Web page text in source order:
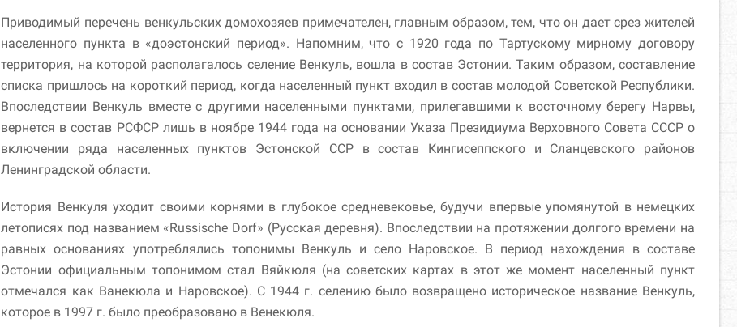
Приводимый перечень венкульских домохозяев примечателен, главным образом, тем, что он дает срез жителей
населенного пункта в «доэстонский период». Напомним, что с 1920 года по Тартускому мирному договору
территория, на которой располагалось селение Венкуль, вошла в состав Эстонии. Таким образом, составление
списка пришлось на короткий период, когда населенный пункт входил в состав молодой Советской Республики.
Впоследствии Венкуль вместе с другими населенными пунктами, прилегавшими к восточному берегу Нарвы,
вернется в состав РСФСР лишь в ноябре 1944 года на основании Указа Президиума Верховного Совета СССР о
включении ряда населенных пунктов Эстонской ССР в состав Кингисеппского и Сланцевского районов
Ленинградской области.
История Венкуля уходит своими корнями в глубокое средневековье, будучи впервые упомянутой в немецких
летописях под названием «Russische Dorf» (Русская деревня). Впоследствии на протяжении долгого времени на
равных основаниях употреблялись топонимы Венкуль и село Наровское. В период нахождения в составе
Эстонии официальным топонимом стал Вяйкюля (на советских картах в этот же момент населенный пункт
отмечался как Ванекюла и Наровское). С 1944 г. селению было возвращено историческое название Венкуль,
которое в 1997 г. было преобразовано в Венекюля.
вероятность того, что
будете получать
персонализированный
контент и
предложения.